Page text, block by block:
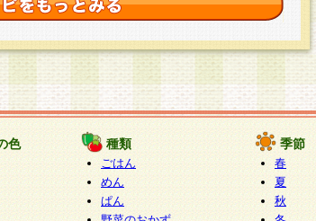
色 種類
ごはん
めん
ぱん
季節
春
夏
秋